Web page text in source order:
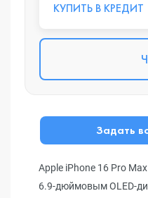
КУПИТЬ В КРЕДИТ
Задать
Apple iPhone 16 Pro
6.9-дюймовым OLED-